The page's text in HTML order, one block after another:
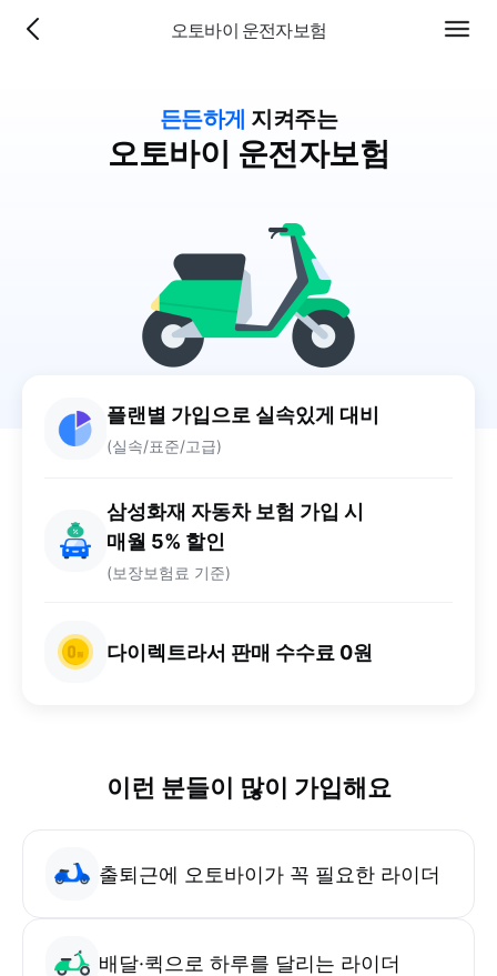
오토바이 운전자보험
이전
전체
든든하게 지켜주는
오토바이 운전자보험
플랜별 가입으로 실속있게 대비
(실속/표준/고급)
삼성화재 자동차 보험 가입 시
매월 5% 할인
(보장보험료 기준)
다이렉트라서 판매 수수료 0원
이런 분들이 많이 가입해요
출퇴근에 오토바이가 꼭 필요한 라이더
배달·퀵으로 하루를 달리는 라이더